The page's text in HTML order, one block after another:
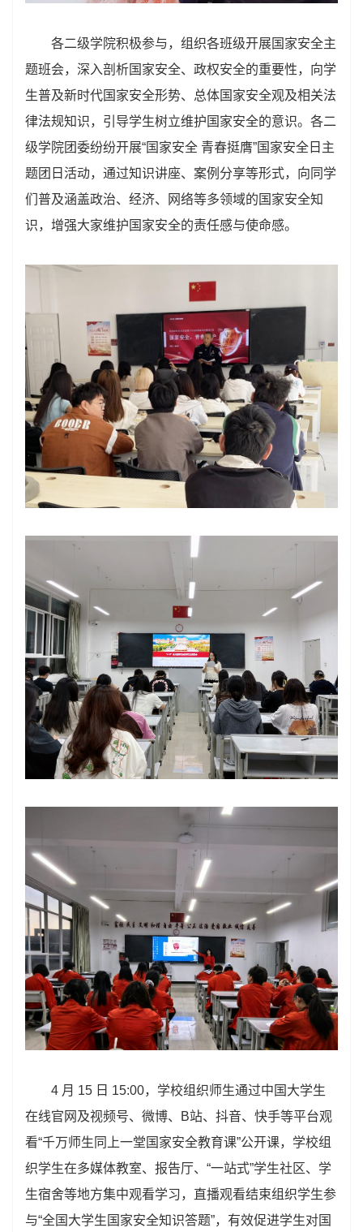
各二级学院积极参与，组织各班级开展国家安全主
题班会，深入剖析国家安全、政权安全的重要性，向学
生普及新时代国家安全形势、总体国家安全观及相关法
律法规知识，引导学生树立维护国家安全的意识。各二
级学院团委纷纷开展“国家安全 青春挺膺”国家安全日主
题团日活动，通过知识讲座、案例分享等形式，向同学
们普及涵盖政治、经济、网络等多领域的国家安全知
识，增强大家维护国家安全的责任感与使命感。
4 月 15 日 15:00，学校组织师生通过中国大学生
在线官网及视频号、微博、B站、抖音、快手等平台观
看“千万师生同上一堂国家安全教育课”公开课，学校组
织学生在多媒体教室、报告厅、“一站式”学生社区、学
生宿舍等地方集中观看学习，直播观看结束组织学生参
与“全国大学生国家安全知识答题”，有效促进学生对国